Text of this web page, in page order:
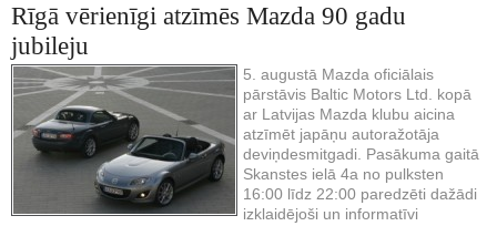
Rīgā vērienīgi atzīmēs Mazda 90 gadu
jubileju
5. augustā Mazda oficiālais
pārstāvis Baltic Motors Ltd. kopā
ar Latvijas Mazda klubu aicina
atzīmēt japāņu autoražotāja
deviņdesmitgadi. Pasākuma gaitā
Skanstes ielā 4a no pulksten
16:00 līdz 22:00 paredzēti dažādi
izklaidējoši un informatīvi